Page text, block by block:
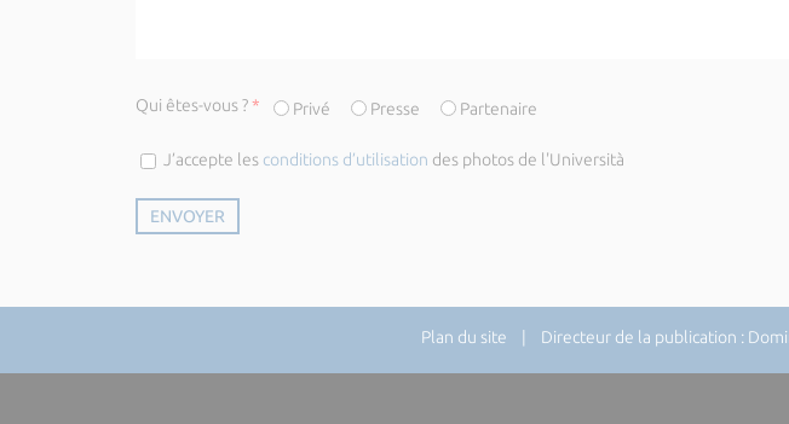
Qui êtes-vous ?* Privé Presse Partenaire
J’accepte les conditions d’utilisation des photos de l'Università
Plan du site | Directeur de la publication :